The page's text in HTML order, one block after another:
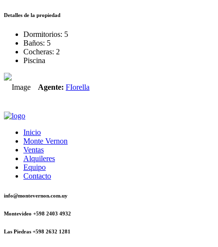
Detalles de la propiedad
Dormitorios: 5
Baños: 5
Cocheras: 2
Piscina
Agente: FIorella
Inicio
Monte Vernon
Ventas
Alquileres
Equipo
Contacto
info@montevernon.com.uy
Montevideo +598 2403 4932
Las Piedras +598 2632 1281